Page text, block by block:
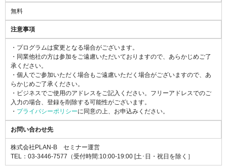
無料
注意事項
・プログラムは変更となる場合がございます。
・同業他社の方は参加をご遠慮いただいておりますので、あらかじめご了
承ください。
・個人でご参加いただく場合もご遠慮いただく場合がございますので、あ
らかじめご了承ください。
・ビジネスでご使用のアドレスをご記入ください。フリーアドレスでのご
入力の場合、登録を削除する可能性がございます。
・ プライバシーポリシーに同意の上、お申込みください。
お問い合わせ先
株式会社PLAN-B セミナー運営
TEL：03-3446-7577（受付時間:10:00-19:00 [土･日・祝日を除く］